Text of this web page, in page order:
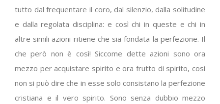
tutto dal frequentare il coro, dal silenzio, dalla solitudine
e dalla regolata disciplina: e così chi in queste e chi in
altre simili azioni ritiene che sia fondata la perfezione. Il
che però non è così! Siccome dette azioni sono ora
mezzo per acquistare spirito e ora frutto di spirito, così
non si può dire che in esse solo consistano la perfezione
cristiana e il vero spirito. Sono senza dubbio mezzo